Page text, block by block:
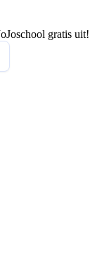
gratis uit!